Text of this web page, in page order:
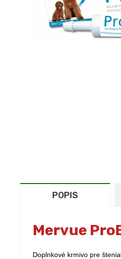
POPIS
Mervue
Doplnkové krmivo pre